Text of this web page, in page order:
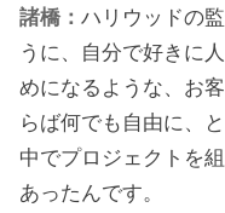
諸橋： ハリウッドの
うに、自分で好きに
めになるような、お
らば何でも自由に、
中でプロジェクトを
あったんです。